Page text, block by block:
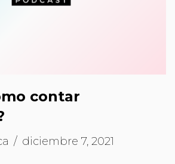
contar
diciembre 7, 2021